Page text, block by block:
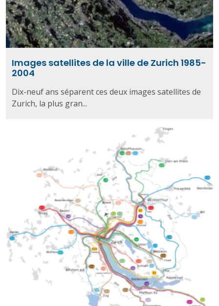
Images satellites de la ville de Zurich 1985-
2004
Dix-neuf ans séparent ces deux images satellites de
Zurich, la plus gran...